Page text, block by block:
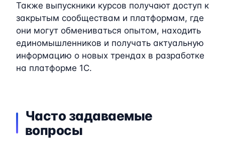
Также выпускники курсов получают доступ к
закрытым сообществам и платформам, где
они могут обмениваться опытом, находить
единомышленников и получать актуальную
информацию о новых трендах в разработке
на платформе 1C.
Часто задаваемые
вопросы